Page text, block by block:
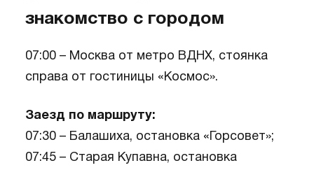
знакомство с городом
07:00 – Москва от метро ВДНХ, стоянка
справа от гостиницы «Космос».
Заезд по маршруту:
07:30 – Балашиха, остановка «Горсовет»;
07:45 – Старая Купавна, остановка